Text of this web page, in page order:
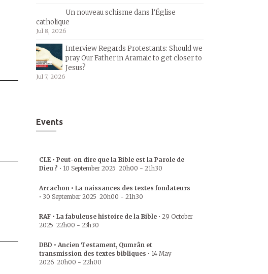
Un nouveau schisme dans l’Église
catholique
Jul 8, 2026
Interview Regards Protestants: Should we
pray Our Father in Aramaic to get closer to
Jesus?
Jul 7, 2026
Events
CLE • Peut-on dire que la Bible est la Parole de
Dieu ? • 10 September 2025 20h00 - 21h30
Arcachon • La naissances des textes fondateurs
• 30 September 2025 20h00 - 21h30
RAF • La fabuleuse histoire de la Bible • 29 October
2025 22h00 - 23h30
DBD • Ancien Testament, Qumrân et
transmission des textes bibliques • 14 May
2026 20h00 - 22h00